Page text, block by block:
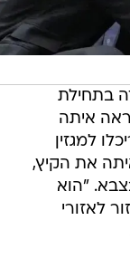
בתחילת
איתה
למגזין
את הקיץ,
"הוא
לאזורי